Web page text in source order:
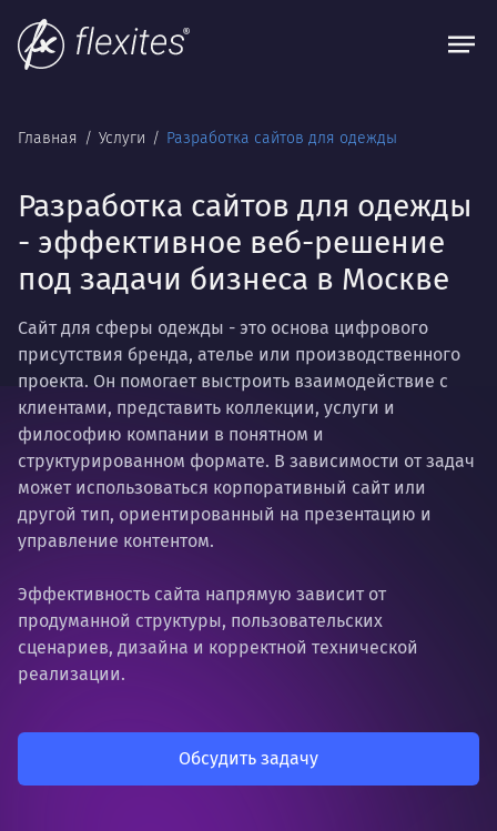
Главная Услуги Разработка сайтов для одежды
Разработка сайтов для одежды
- эффективное веб-решение
под задачи бизнеса в Москве
Сайт для сферы одежды - это основа цифрового
присутствия бренда, ателье или производственного
проекта. Он помогает выстроить взаимодействие с
клиентами, представить коллекции, услуги и
философию компании в понятном и
структурированном формате. В зависимости от задач
может использоваться корпоративный сайт или
другой тип, ориентированный на презентацию и
управление контентом.
Эффективность сайта напрямую зависит от
продуманной структуры, пользовательских
сценариев, дизайна и корректной технической
реализации.
Обсудить задачу